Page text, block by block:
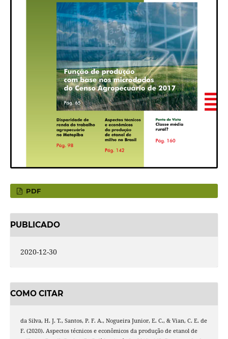
PDF
PUBLICADO
2020-12-30
COMO CITAR
da Silva, H. J. T., Santos, P. F. A., Nogueira Junior, E. C., & Vian, C. E. de
F. (2020). Aspectos técnicos e econômicos da produção de etanol de